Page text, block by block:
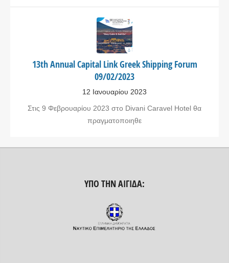
13th Annual Capital Link Greek Shipping Forum
09/02/2023
12 Ιανουαρίου 2023
Στις 9 Φεβρουαρίου 2023 στο Divani Caravel Hotel θα
πραγματοποιηθε
ΥΠΟ ΤΗΝ ΑΙΓΊΔΑ: